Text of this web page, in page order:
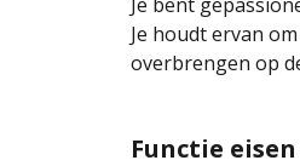
Je houdt ervan
overbrengen op
Functie eisen